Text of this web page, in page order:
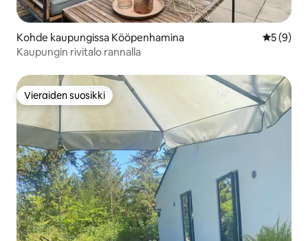
Kohde kaupungissa Kööpenhamina
5 (9)
Kaupungin rivitalo rannalla
Vieraiden suosikki
Vieraiden suosikki